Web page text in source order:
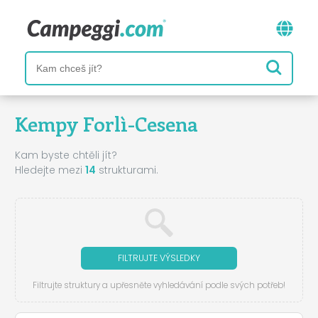
Kempy Forlì-Cesena
Kam byste chtěli jít?
Hledejte mezi 14 strukturami.
FILTRUJTE VÝSLEDKY
Filtrujte struktury a upřesněte vyhledávání podle svých potřeb!